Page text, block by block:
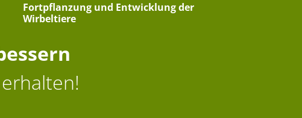
Fortpflanzung und Entwicklung der
Wirbeltiere